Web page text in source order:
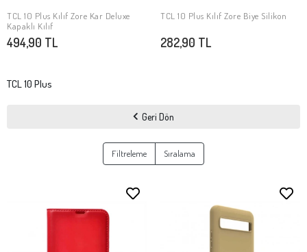
SEPETE EKLE
TCL 10 Plus Kılıf Zore Kar Deluxe
Kapaklı Kılıf
494,90 TL
SEPETE EKLE
TCL 10 Plus Kılıf Zore Biye Silikon
282,90 TL
TCL 10 Plus
Geri Dön
Filtreleme Sıralama